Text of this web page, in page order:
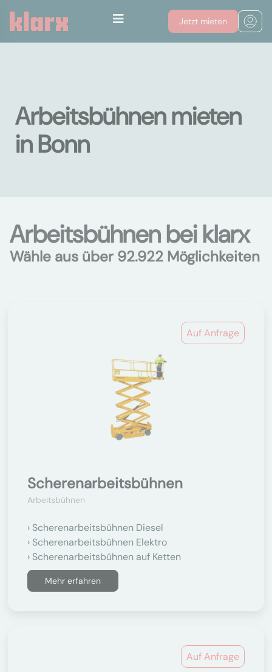
Jetzt mieten
Arbeitsbühnen mieten
in Bonn
Arbeitsbühnen bei klarx
Wähle aus über 92.922 Möglichkeiten
Auf Anfrage
Scherenarbeitsbühnen
Arbeitsbühnen
Scherenarbeitsbühnen Diesel
Scherenarbeitsbühnen Elektro
Scherenarbeitsbühnen auf Ketten
Mehr erfahren
Auf Anfrage